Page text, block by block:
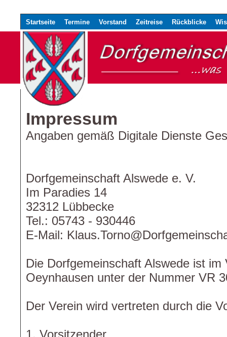
Startseite Termine Vorstand Zeitreise Rückblicke
Impressum
Angaben gemäß Digitale Dienste
Dorfgemeinschaft Alswede e. V.
Im Paradies 14
32312 Lübbecke
Tel.: 05743 - 930446
E-Mail:
Die Dorfgemeinschaft Alswede ist
Oeynhausen unter der Nummer VR
Der Verein wird vertreten durch die
1. Vorsitzender